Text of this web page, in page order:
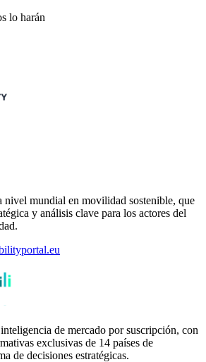
lo harán
nivel mundial en movilidad sostenible, que
y análisis clave para los actores del
de mercado por suscripción, con
exclusivas de 14 países de
de decisiones estratégicas.